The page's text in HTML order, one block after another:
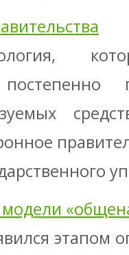
этапом